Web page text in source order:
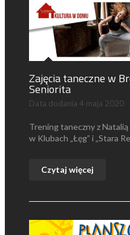
Zajęcia taneczne w
Seniorita
Data dodania 4 maja 2020
Trening taneczny z
w Klubach „Łęg” i „Stara
Czytaj więcej